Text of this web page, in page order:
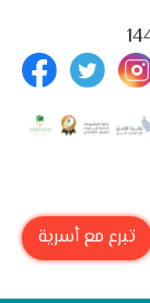
تبرع مع أسرية